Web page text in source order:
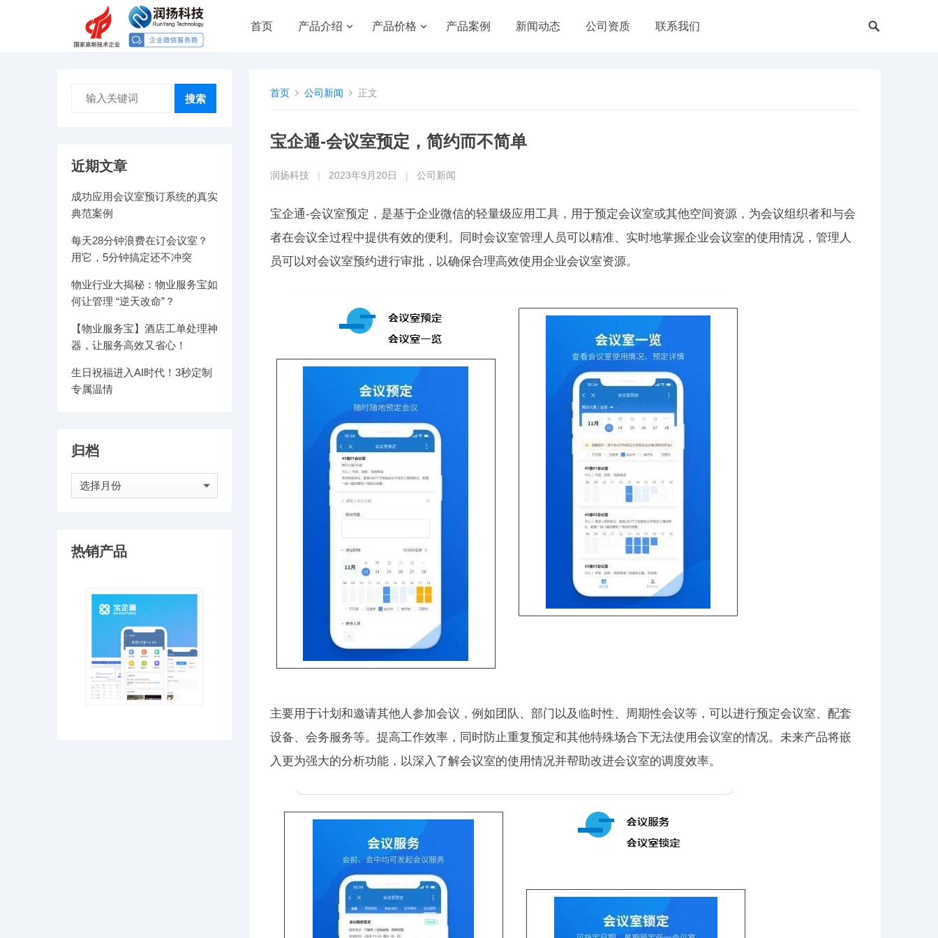
首页 产品介绍 产品价格 产品案例 新闻动态 公司资质 联系我们
首页 公司新闻 正文
宝企通-会议室预定，简约而不简单
润扬科技 2023年9月20日 公司新闻
宝企通-会议室预定，是基于企业微信的轻量级应用工具，用于预定会议室或其他空间资源，为会议组织者和与会
者在会议全过程中提供有效的便利。同时会议室管理人员可以精准、实时地掌握企业会议室的使用情况，管理人
员可以对会议室预约进行审批，以确保合理高效使用企业会议室资源。
主要用于计划和邀请其他人参加会议，例如团队、部门以及临时性、周期性会议等，可以进行预定会议室、配套
设备、会务服务等。提高工作效率，同时防止重复预定和其他特殊场合下无法使用会议室的情况。未来产品将嵌
入更为强大的分析功能，以深入了解会议室的使用情况并帮助改进会议室的调度效率。
搜索
近期文章
成功应用会议室预订系统的真实
典范案例
每天28分钟浪费在订会议室？
用它，5分钟搞定还不冲突
物业行业大揭秘：物业服务宝如
何让管理 “逆天改命”？
【物业服务宝】酒店工单处理神
器，让服务高效又省心！
生日祝福进入AI时代！3秒定制
专属温情
归档
归
档
热销产品